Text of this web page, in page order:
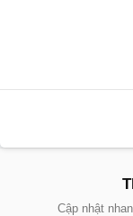
Cập nhật